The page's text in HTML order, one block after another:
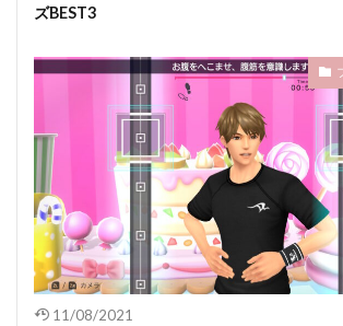
ズBEST3
11/08/2021